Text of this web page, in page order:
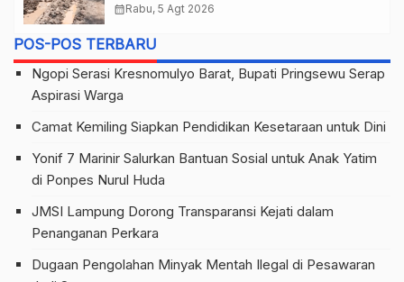
calendar_monthRabu, 5 Agt 2026
POS-POS TERBARU
Ngopi Serasi Kresnomulyo Barat, Bupati Pringsewu Serap
Aspirasi Warga
Camat Kemiling Siapkan Pendidikan Kesetaraan untuk Dini
Yonif 7 Marinir Salurkan Bantuan Sosial untuk Anak Yatim
di Ponpes Nurul Huda
JMSI Lampung Dorong Transparansi Kejati dalam
Penanganan Perkara
Dugaan Pengolahan Minyak Mentah Ilegal di Pesawaran